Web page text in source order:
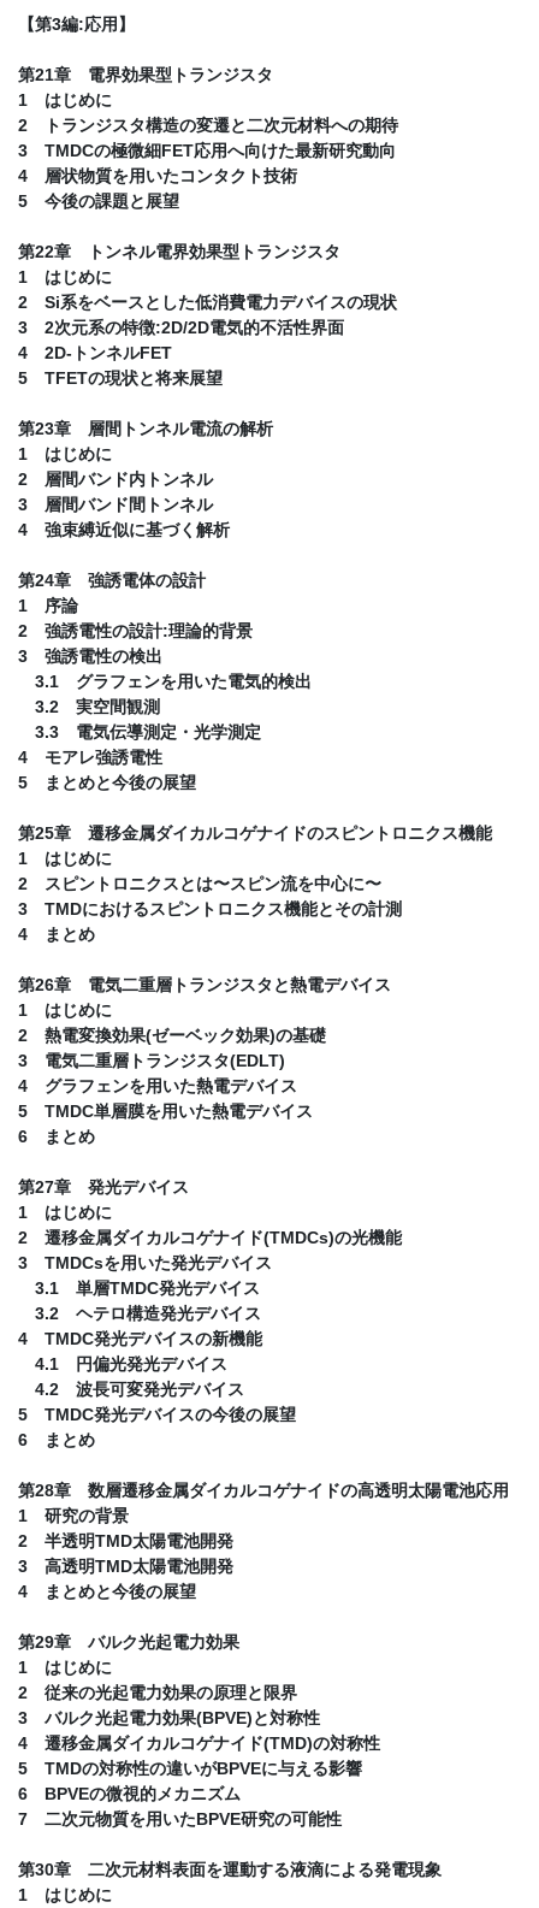
【第3編:応用】
第21章 電界効果型トランジスタ
1 はじめに
2 トランジスタ構造の変遷と二次元材料への期待
3 TMDCの極微細FET応用へ向けた最新研究動向
4 層状物質を用いたコンタクト技術
5 今後の課題と展望
第22章 トンネル電界効果型トランジスタ
1 はじめに
2 Si系をベースとした低消費電力デバイスの現状
3 2次元系の特徴:2D/2D電気的不活性界面
4 2D-トンネルFET
5 TFETの現状と将来展望
第23章 層間トンネル電流の解析
1 はじめに
2 層間バンド内トンネル
3 層間バンド間トンネル
4 強束縛近似に基づく解析
第24章 強誘電体の設計
1 序論
2 強誘電性の設計:理論的背景
3 強誘電性の検出
3.1 グラフェンを用いた電気的検出
3.2 実空間観測
3.3 電気伝導測定・光学測定
4 モアレ強誘電性
5 まとめと今後の展望
第25章 遷移金属ダイカルコゲナイドのスピントロニクス機能
1 はじめに
2 スピントロニクスとは〜スピン流を中心に〜
3 TMDにおけるスピントロニクス機能とその計測
4 まとめ
第26章 電気二重層トランジスタと熱電デバイス
1 はじめに
2 熱電変換効果(ゼーベック効果)の基礎
3 電気二重層トランジスタ(EDLT)
4 グラフェンを用いた熱電デバイス
5 TMDC単層膜を用いた熱電デバイス
6 まとめ
第27章 発光デバイス
1 はじめに
2 遷移金属ダイカルコゲナイド(TMDCs)の光機能
3 TMDCsを用いた発光デバイス
3.1 単層TMDC発光デバイス
3.2 ヘテロ構造発光デバイス
4 TMDC発光デバイスの新機能
4.1 円偏光発光デバイス
4.2 波長可変発光デバイス
5 TMDC発光デバイスの今後の展望
6 まとめ
第28章 数層遷移金属ダイカルコゲナイドの高透明太陽電池応用
1 研究の背景
2 半透明TMD太陽電池開発
3 高透明TMD太陽電池開発
4 まとめと今後の展望
第29章 バルク光起電力効果
1 はじめに
2 従来の光起電力効果の原理と限界
3 バルク光起電力効果(BPVE)と対称性
4 遷移金属ダイカルコゲナイド(TMD)の対称性
5 TMDの対称性の違いがBPVEに与える影響
6 BPVEの微視的メカニズム
7 二次元物質を用いたBPVE研究の可能性
第30章 二次元材料表面を運動する液滴による発電現象
1 はじめに